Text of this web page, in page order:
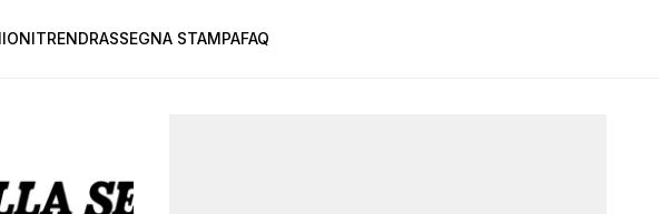
TRENDRASSEGNA STAMPAFAQ